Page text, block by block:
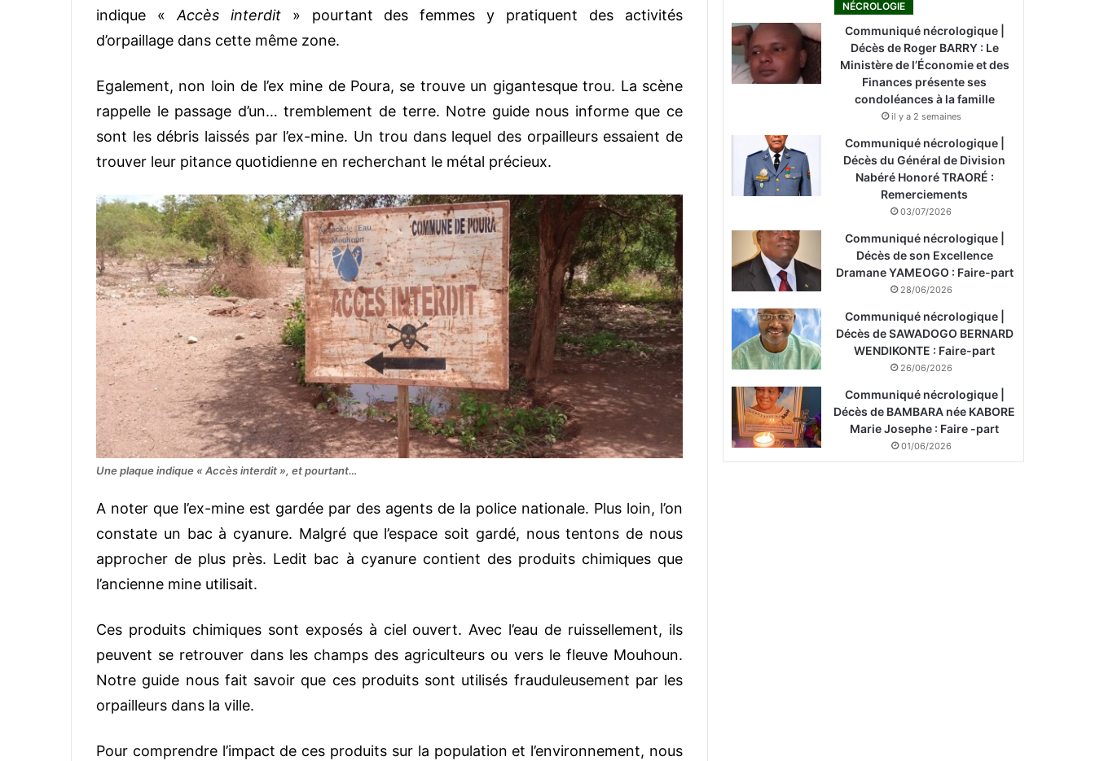
indique « Accès interdit» pourtant des femmes y pratiquent des activités
d’orpaillage dans cette même zone.
Egalement, non loin de l’ex mine de Poura, se trouve un gigantesque trou. La scène
rappelle le passage d’un… tremblement de terre. Notre guide nous informe que ce
sont les débris laissés par l’ex-mine. Un trou dans lequel des orpailleurs essaient de
trouver leur pitance quotidienne en recherchant le métal précieux.
Une plaque indique « Accès interdit », et pourtant…
A noter que l’ex-mine est gardée par des agents de la police nationale. Plus loin, l’on
constate un bac à cyanure. Malgré que l’espace soit gardé, nous tentons de nous
approcher de plus près. Ledit bac à cyanure contient des produits chimiques que
l’ancienne mine utilisait.
Ces produits chimiques sont exposés à ciel ouvert. Avec l’eau de ruissellement, ils
peuvent se retrouver dans les champs des agriculteurs ou vers le fleuve Mouhoun.
Notre guide nous fait savoir que ces produits sont utilisés frauduleusement par les
orpailleurs dans la ville.
Pour comprendre l’impact de ces produits sur la population et l’environnement, nous
NÉCROLOGIE
Communiqué nécrologique |
Décès de Roger BARRY : Le
Ministère de l’Économie et des
Finances présente ses
condoléances à la famille
il y a 2 semaines
Communiqué nécrologique |
Décès du Général de Division
Nabéré Honoré TRAORÉ :
Remerciements
03/07/2026
Communiqué nécrologique |
Décès de son Excellence
Dramane YAMEOGO : Faire-part
28/06/2026
Communiqué nécrologique |
Décès de SAWADOGO BERNARD
WENDIKONTE : Faire-part
26/06/2026
Communiqué nécrologique |
Décès de BAMBARA née KABORE
Marie Josephe : Faire -part
01/06/2026